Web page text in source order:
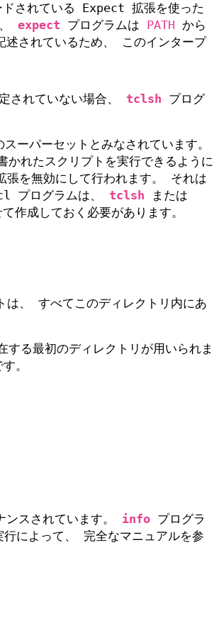
されている Expect 拡張を使った
expect プログラムは PATH から
されているため、 このインタープ
されていない場合、 tclsh プログ
パーセットとみなされています。
れたスクリプトを実行できるように
を無効にして行われます。 それは
プログラムは、 tclsh または
作成しておく必要があります。
、 すべてこのディレクトリ内にあ
る最初のディレクトリが用いられま
。
スされています。 info プログラ
行によって、 完全なマニュアルを参